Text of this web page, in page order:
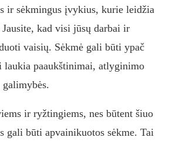
ir sėkmingus įvykius, kurie leidžia
kad visi jūsų darbai ir
vaisių. Sėkmė gali būti ypač
laukia paaukštinimai, atlyginimo
ir ryžtingiems, nes būtent šiuo
gali būti apvainikuotos sėkme. Tai